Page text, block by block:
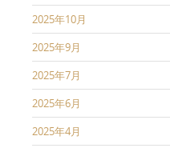
2025年10月
2025年9月
2025年7月
2025年6月
2025年4月